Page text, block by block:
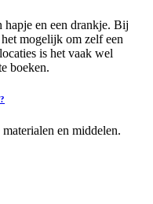
hapje en een drankje. Bij
mogelijk om zelf een
is het vaak wel
boeken.
en middelen.